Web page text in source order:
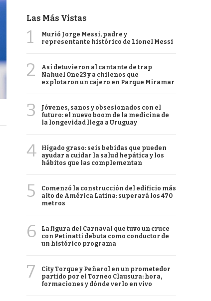
Las Más Vistas
1
Murió Jorge Messi, padre y
representante histórico de Lionel Messi
2
Así detuvieron al cantante de trap
Nahuel One23 y a chilenos que
explotaron un cajero en Parque Miramar
3
Jóvenes, sanos y obsesionados con el
futuro: el nuevo boom de la medicina de
la longevidad llega a Uruguay
4
Hígado graso: seis bebidas que pueden
ayudar a cuidar la salud hepática y los
hábitos que las complementan
5
Comenzó la construcción del edificio más
alto de América Latina: superará los 470
metros
6
La figura del Carnaval que tuvo un cruce
con Petinatti debuta como conductor de
un histórico programa
7
City Torque y Peñarol en un prometedor
partido por el Torneo Clausura: hora,
formaciones y dónde verlo en vivo